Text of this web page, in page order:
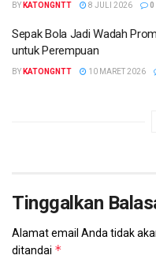
BY KATONGNTT 8 JULI 2026 0
Sepak Bola Jadi Wadah
untuk Perempuan
BY KATONGNTT 10 MARET 2026
Tinggalkan
Alamat email Anda tidak
ditandai *